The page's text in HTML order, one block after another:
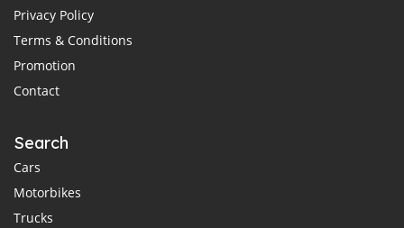
Privacy Policy
Terms & Conditions
Promotion
Contact
Search
Cars
Motorbikes
Trucks